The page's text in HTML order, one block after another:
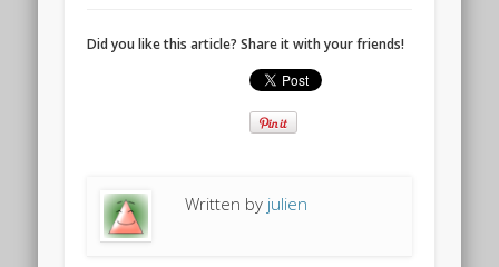
Did you like this article? Share it with your friends!
Written by julien